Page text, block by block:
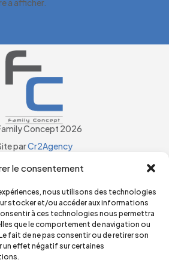
le consentement
nous utilisons des technologies
stocker et/ou accéder aux informations
à ces technologies nous permettra
que le comportement de navigation ou
fait de ne pas consentir ou de retirer son
effet négatif sur certaines
à afficher.
Concept 2026
parCr2Agency
Mon compte
Panier
CGV
de confidentialités
Mentions Légales
Commander
Nous contacter